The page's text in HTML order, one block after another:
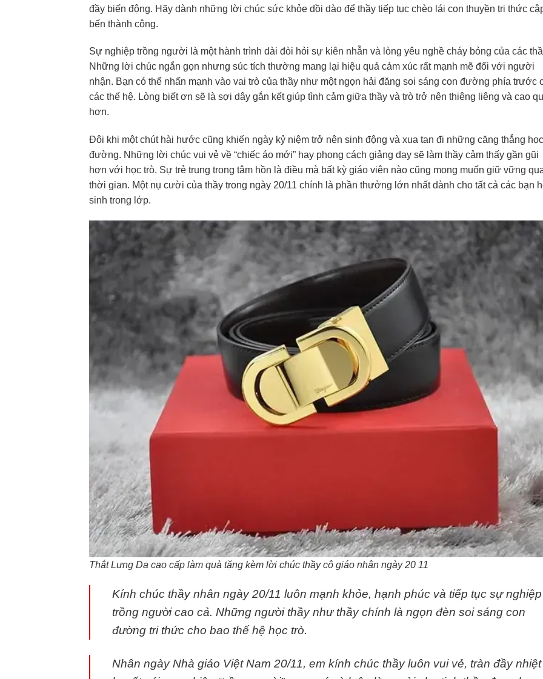
đầy biến động. Hãy dành những lời chúc sức khỏe dồi dào để thầy tiếp tục chèo lái con thuyền tri thức
bến thành công.
Sự nghiệp trồng người là một hành trình dài đòi hỏi sự kiên nhẫn và lòng yêu nghề cháy bỏng của các
Những lời chúc ngắn gọn nhưng súc tích thường mang lại hiệu quả cảm xúc rất mạnh mẽ đối với người
nhận. Bạn có thể nhấn mạnh vào vai trò của thầy như một ngọn hải đăng soi sáng con đường phía trước
các thế hệ. Lòng biết ơn sẽ là sợi dây gắn kết giúp tình cảm giữa thầy và trò trở nên thiêng liêng và cao
hơn.
Đôi khi một chút hài hước cũng khiến ngày kỷ niệm trở nên sinh động và xua tan đi những căng thẳng học
đường. Những lời chúc vui vẻ về “chiếc áo mới” hay phong cách giảng dạy sẽ làm thầy cảm thấy gần gũi
hơn với học trò. Sự trẻ trung trong tâm hồn là điều mà bất kỳ giáo viên nào cũng mong muốn giữ vững
thời gian. Một nụ cười của thầy trong ngày 20/11 chính là phần thưởng lớn nhất dành cho tất cả các bạn
sinh trong lớp.
Thắt Lưng Da cao cấp làm quà tặng kèm lời chúc thầy cô giáo nhân ngày 20 11
Kính chúc thầy nhân ngày 20/11 luôn mạnh khỏe, hạnh phúc và tiếp tục sự nghiệp
trồng người cao cả. Những người thầy như thầy chính là ngọn đèn soi sáng con
đường tri thức cho bao thế hệ học trò.
Nhân ngày Nhà giáo Việt Nam 20/11, em kính chúc thầy luôn vui vẻ, tràn đầy nhiệt